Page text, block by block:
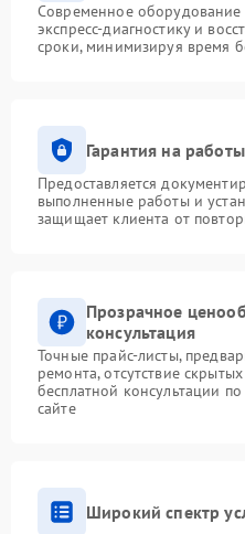
Современное оборудование
экспресс-диагностику и
сроки, минимизируя время
Гарантия на
Предоставляется
выполненные работы и
защищает клиента от
Прозрачное
консультация
Точные прайс-листы,
ремонта, отсутствие
бесплатной консультации
сайте
Широкий спектр